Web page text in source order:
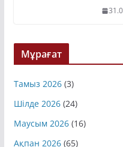
Мұрағат
Тамыз 2026(3)
Шілде 2026(24)
Маусым 2026(16)
Ақпан 2026(65)